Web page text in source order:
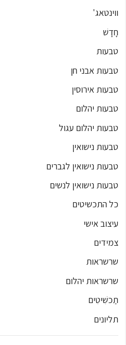
ווינטאג'
חָדָשׁ
טבעות
טבעות אבני חן
טבעות אירוסין
טבעות יהלום
טבעות יהלום עגול
טבעות נישואין
טבעות נישואין לגברים
טבעות נישואין לנשים
כל התכשיטים
עיצוב אישי
צמידים
שרשראות
שרשראות יהלום
תַכשִׁיטִים
תליונים